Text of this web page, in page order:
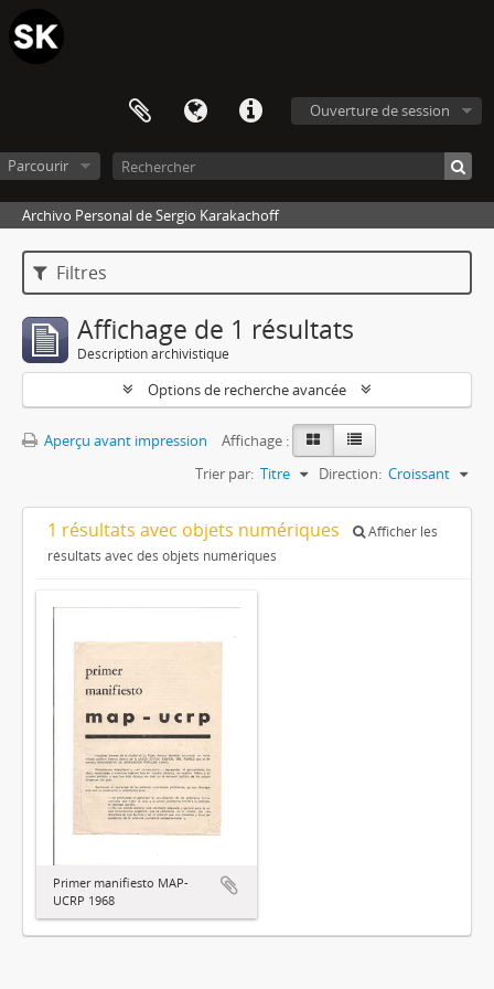
Ouverture de session
Parcourir
Archivo Personal de Sergio Karakachoff
Filtres
Affichage de 1 résultats
Description archivistique
Options de recherche avancée
Aperçu avant impression
Affichage :
Trier par: Titre Direction: Croissant
1 résultats avec objets numériques
Afficher les
résultats avec des objets numériques
Primer manifiesto MAP-
UCRP 1968